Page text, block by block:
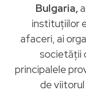
Bulgaria,
instituțiilor
afaceri, ai
societății
principalele
de